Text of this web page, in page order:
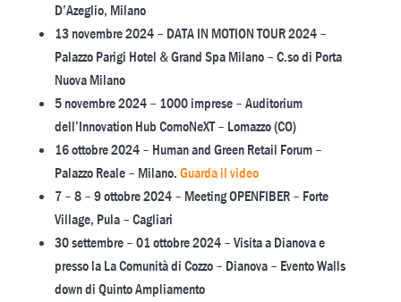
D’Azeglio, Milano
13 novembre 2024 – DATA IN MOTION TOUR 2024 –
Palazzo Parigi Hotel & Grand Spa Milano – C.so di Porta
Nuova Milano
5 novembre 2024 – 1000 imprese – Auditorium
dell’Innovation Hub ComoNeXT – Lomazzo (CO)
16 ottobre 2024 – Human and Green Retail Forum –
Palazzo Reale – Milano.Guarda il video
7 – 8 – 9 ottobre 2024 – Meeting OPENFIBER – Forte
Village, Pula – Cagliari
30 settembre – 01 ottobre 2024 – Visita a Dianova e
presso la La Comunità di Cozzo – Dianova – Evento Walls
down di Quinto Ampliamento